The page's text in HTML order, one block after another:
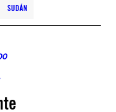
SUDÁN